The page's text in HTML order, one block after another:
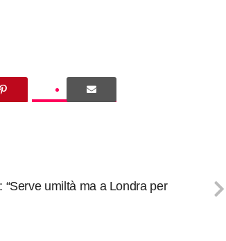
“Serve umiltà ma a Londra per